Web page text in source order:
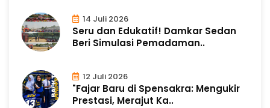
14 Juli 2026
Seru dan Edukatif! Damkar Sedan
Beri Simulasi Pemadaman..
12 Juli 2026
"Fajar Baru di Spensakra: Mengukir
Prestasi, Merajut Ka..